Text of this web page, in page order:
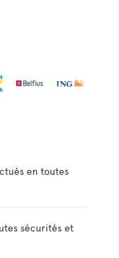
en toutes
sécurités et